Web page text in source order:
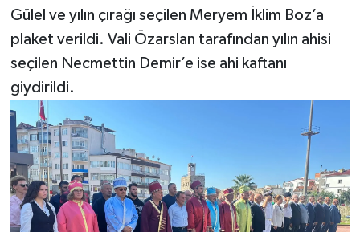
Gülel ve yılın çırağı seçilen Meryem İklim Boz’a
plaket verildi. Vali Özarslan tarafından yılın ahisi
seçilen Necmettin Demir’e ise ahi kaftanı
giydirildi.